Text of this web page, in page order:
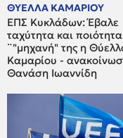
ΘΥΕΛΛΑ ΚΑΜΑΡΙΟΥ
ΕΠΣ Κυκλάδων: Έβαλε
ταχύτητα και
¨"μηχανή" της η
Καμαρίου -
Θανάση Ιωαννίδη